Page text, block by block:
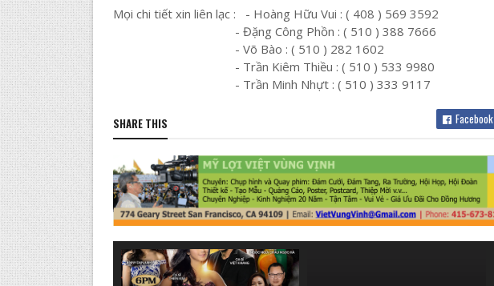
Mọi chi tiết xin liên lạc : - Hoàng Hữu Vui : ( 408 ) 569 3592
- Đặng Công Phồn : ( 510 ) 388 7666
- Võ Bào : ( 510 ) 282 1602
- Trần Kiêm Thiều : ( 510 ) 533 9980
- Trần Minh Nhựt : ( 510 ) 333 9117
SHARE THIS Facebook